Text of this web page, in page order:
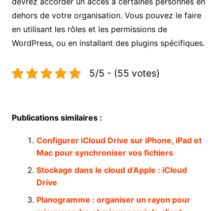
dehors de votre organisation. Vous pouvez le faire
en utilisant les rôles et les permissions de
WordPress, ou en installant des plugins spécifiques.
5/5 - (55 votes)
Publications similaires :
Configurer iCloud Drive sur iPhone, iPad et
Mac pour synchroniser vos fichiers
Stockage dans le cloud d’Apple : iCloud
Drive
Planogramme : organiser un rayon pour